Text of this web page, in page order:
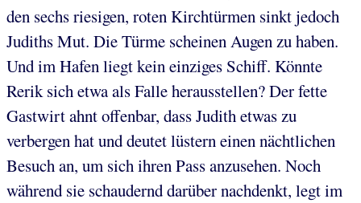
den sechs riesigen, roten Kirchtürmen sinkt jedoch
Judiths Mut. Die Türme scheinen Augen zu haben.
Und im Hafen liegt kein einziges Schiff. Könnte
Rerik sich etwa als Falle herausstellen? Der fette
Gastwirt ahnt offenbar, dass Judith etwas zu
verbergen hat und deutet lüstern einen nächtlichen
Besuch an, um sich ihren Pass anzusehen. Noch
während sie schaudernd darüber nachdenkt, legt im